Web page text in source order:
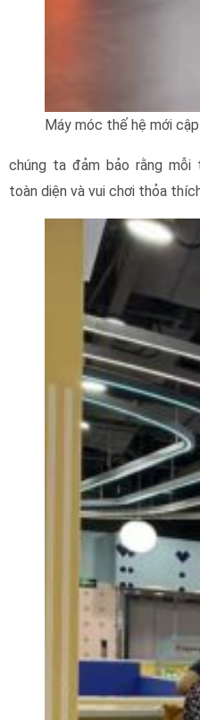
Máy móc thế hệ mới
chúng ta đảm bảo rằng
toàn diện và vui chơi thỏa